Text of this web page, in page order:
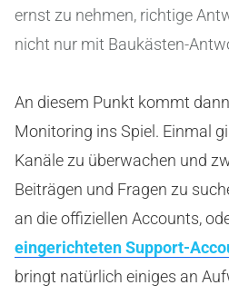
ernst zu nehmen, richtige
nicht nur mit Baukästen-
An diesem Punkt kommt
Monitoring ins Spiel. Einmal
Kanäle zu überwachen und
Beiträgen und Fragen zu
an die offiziellen Accounts,
eingerichteten Support-
bringt natürlich einiges an